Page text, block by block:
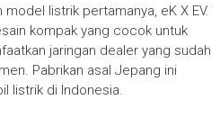
listrik pertamanya, eK X EV.
kompak yang cocok untuk
jaringan dealer yang sudah
Pabrikan asal Jepang ini
listrik di Indonesia.